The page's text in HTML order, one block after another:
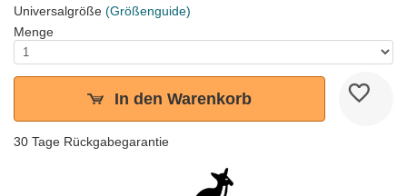
Universalgröße (Größenguide)
Menge
In den Warenkorb
30 Tage Rückgabegarantie